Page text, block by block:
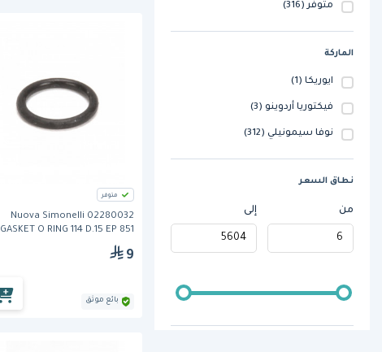
متوفر(316)
الماركة
ايوريكا (1)
فيكتوريا أردوينو (3)
نوفا سيمونيلي (312)
نطاق السعر
من إلى
متوفر
Nuova Simonelli 02280032
GASKET O RING 114 D.15 EP 851
9
بائع موثق